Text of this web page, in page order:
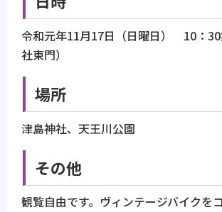
令和元年11月17日（日曜日） 10：
社東門）
場所
津島神社、天王川公園
その他
観覧自由です。ヴィンテージバイクを